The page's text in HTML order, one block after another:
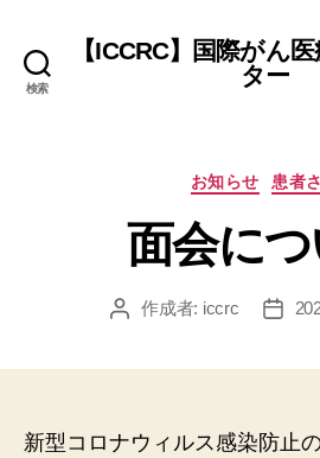
検索
【ICCRC】国際がん
ター
カ
ゴ
リ
お知らせ 患者
面会に
投 作成者: iccrc
投
新型コロナウィルス感染防止